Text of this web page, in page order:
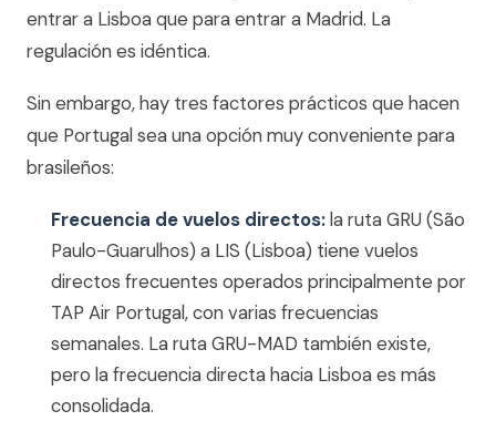
entrar a Lisboa que para entrar a Madrid. La
regulación es idéntica.
Sin embargo, hay tres factores prácticos que hacen
que Portugal sea una opción muy conveniente para
brasileños:
Frecuencia de vuelos directos:la ruta GRU (São
Paulo-Guarulhos) a LIS (Lisboa) tiene vuelos
directos frecuentes operados principalmente por
TAP Air Portugal, con varias frecuencias
semanales. La ruta GRU-MAD también existe,
pero la frecuencia directa hacia Lisboa es más
consolidada.